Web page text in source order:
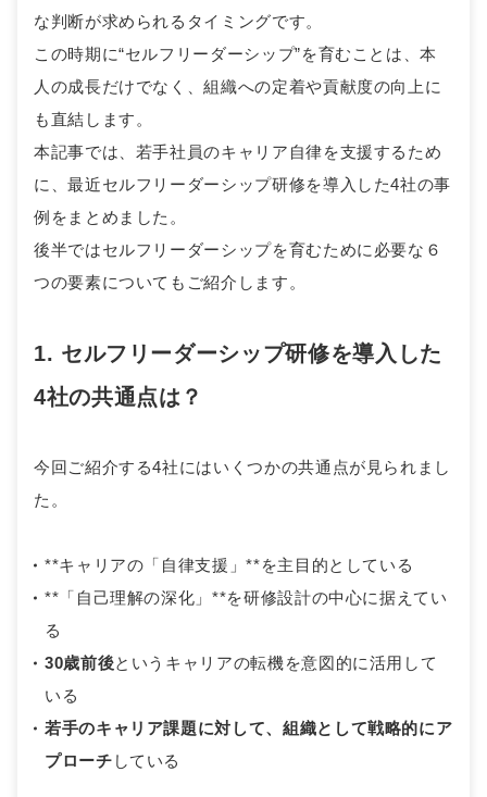
な判断が求められるタイミングです。
この時期に“セルフリーダーシップ”を育むことは、本
人の成長だけでなく、組織への定着や貢献度の向上に
も直結します。
本記事では、若手社員のキャリア自律を支援するため
に、最近セルフリーダーシップ研修を導入した4社の事
例をまとめました。
後半ではセルフリーダーシップを育むために必要な６
つの要素についてもご紹介します。
1. セルフリーダーシップ研修を導入した
4社の共通点は？
今回ご紹介する4社にはいくつかの共通点が見られまし
た。
**キャリアの「自律支援」**を主目的としている
**「自己理解の深化」**を研修設計の中心に据えてい
る
30歳前後というキャリアの転機を意図的に活用して
いる
若手のキャリア課題に対して、組織として戦略的にア
プローチ している